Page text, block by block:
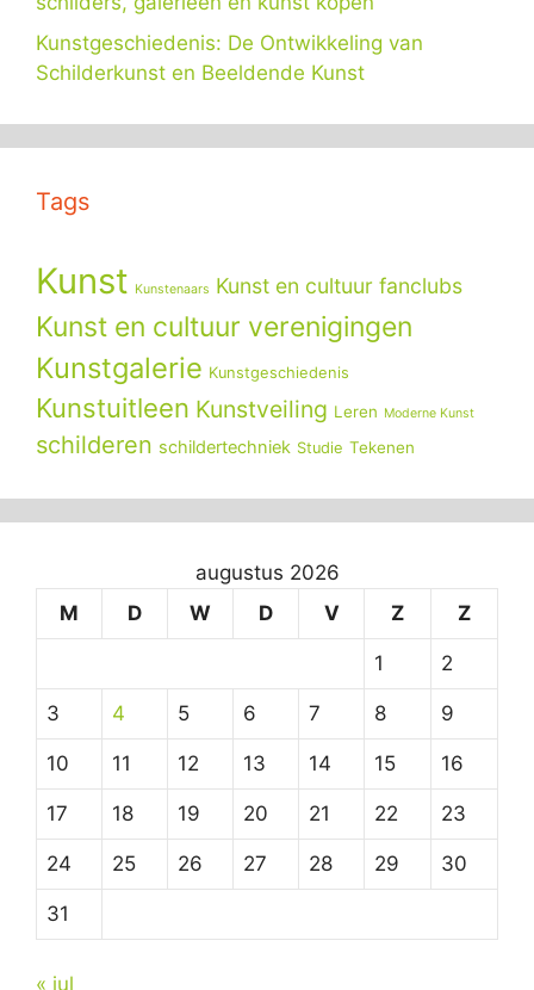
Kunstgeschiedenis: De Ontwikkeling van
Schilderkunst en Beeldende Kunst
Tags
Kunst Kunstenaars Kunst en cultuur fanclubs
Kunst en cultuur verenigingen
Kunstgalerie Kunstgeschiedenis
Kunstuitleen Kunstveiling Leren Moderne Kunst
schilderen schildertechniek Studie Tekenen
augustus 2026
M
D W D V Z Z
1 2
3 4 5 6 7 8 9
10 11 12 13 14 15 16
17 18 19 20 21 22 23
24 25 26 27 28 29 30
31
« jul